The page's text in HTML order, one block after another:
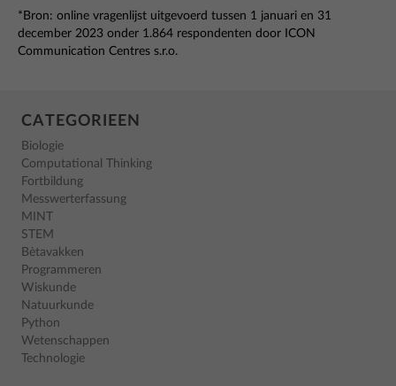
*Bron: online vragenlijst uitgevoerd tussen 1 januari en 31
december 2023 onder 1.864 respondenten door ICON
Communication Centres s.r.o.
CATEGORIEEN
Biologie
Computational Thinking
Fortbildung
Messwerterfassung
MINT
STEM
Bètavakken
Programmeren
Wiskunde
Natuurkunde
Python
Wetenschappen
Technologie